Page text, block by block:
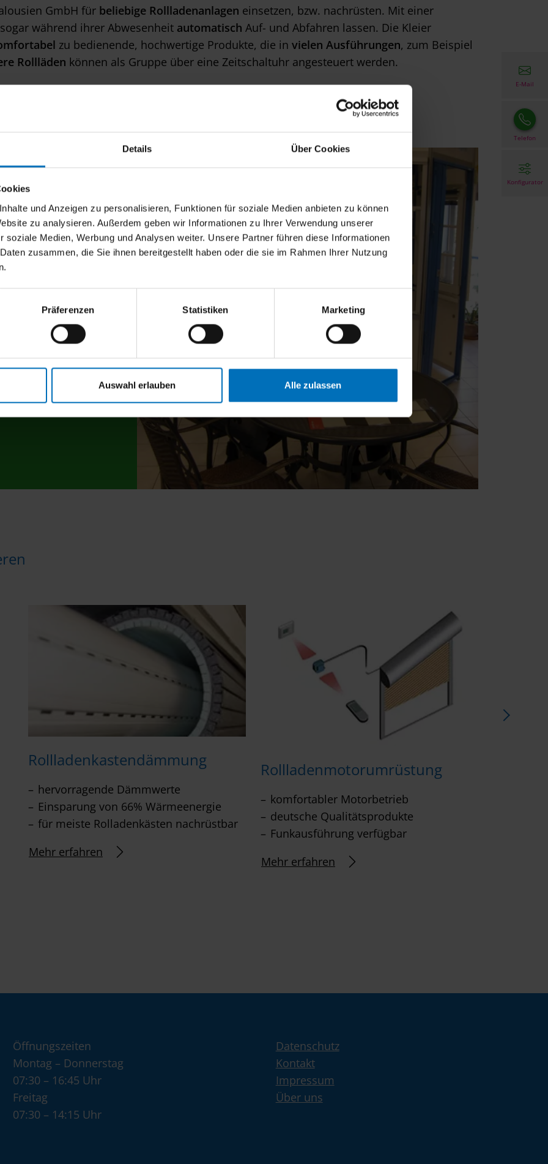
Details Über Cookies
und Anzeigen zu personalisieren, Funktionen für soziale Medien anbieten zu können
zu analysieren. Außerdem geben wir Informationen zu Ihrer Verwendung unserer
soziale Medien, Werbung und Analysen weiter. Unsere Partner führen diese Informationen
zusammen, die Sie ihnen bereitgestellt haben oder die sie im Rahmen Ihrer Nutzung
Präferenzen Statistiken Marketing
Auswahl erlauben Alle zulassen
GmbH für beliebige Rollladenanlagen einsetzen, bzw. nachrüsten. Mit einer
während ihrer Abwesenheit automatisch Auf- und Abfahren lassen. Die Kleier
zu bedienende, hochwertige Produkte, die in vielen Ausführungen, zum Beispiel
Rollläden können als Gruppe über eine Zeitschaltuhr angesteuert werden.
Rollladenkastendämmung
hervorragende Dämmwerte
Einsparung von 66% Wärmeenergie
für meiste Rolladenkästen nachrüstbar
Mehr erfahren
Rollladenmotorumrüstung
komfortabler Motorbetrieb
deutsche Qualitätsprodukte
Funkausführung verfügbar
Mehr erfahren
Öffnungszeiten
Montag – Donnerstag
07:30 – 16:45 Uhr
Freitag
07:30 – 14:15 Uhr
Datenschutz
Kontakt
Impressum
Über uns
E-Mail
Telefon
Konfigurator